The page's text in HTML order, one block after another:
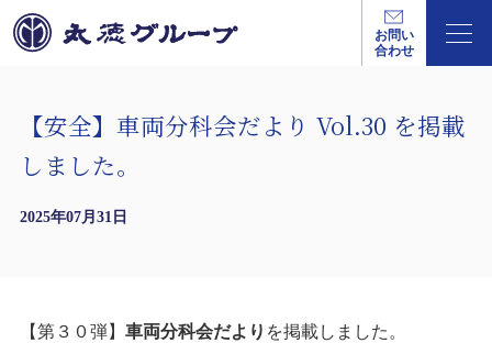
お問い
合わせ
【安全】車両分科会だより Vol.30 を掲載
しました。
2025年07月31日
【第３０弾】 車両分科会だより を掲載しました。